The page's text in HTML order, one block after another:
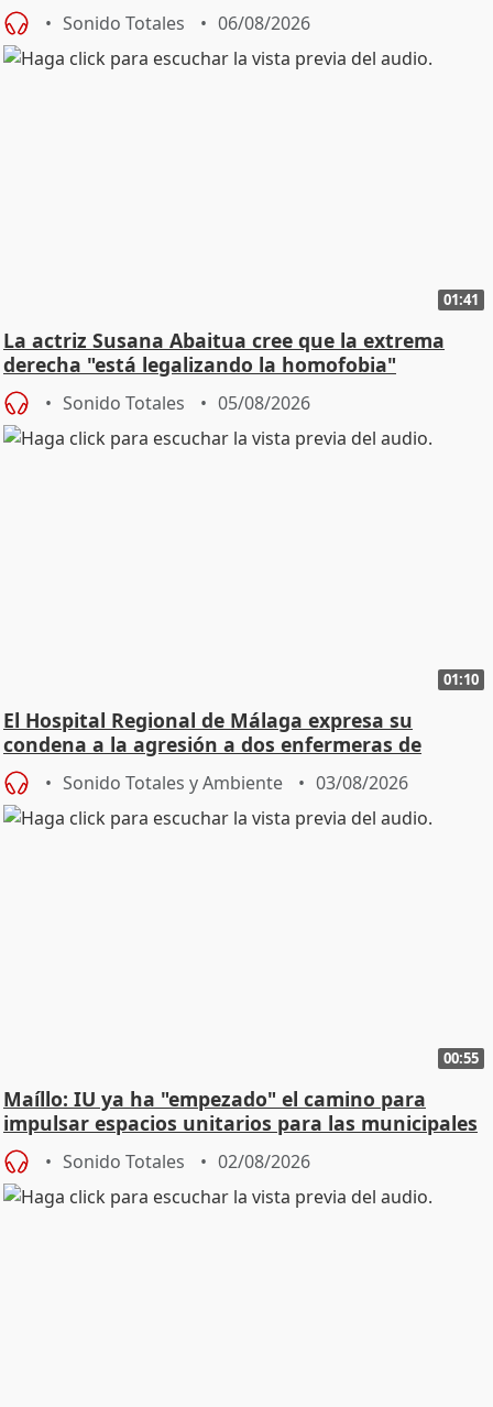
Sonido Totales 06/08/2026
01:41
La actriz Susana Abaitua cree que la extrema
derecha "está legalizando la homofobia"
Sonido Totales 05/08/2026
01:10
El Hospital Regional de Málaga expresa su
condena a la agresión a dos enfermeras de
Urgencias
Sonido Totales y Ambiente 03/08/2026
00:55
Maíllo: IU ya ha "empezado" el camino para
impulsar espacios unitarios para las municipales
Sonido Totales 02/08/2026